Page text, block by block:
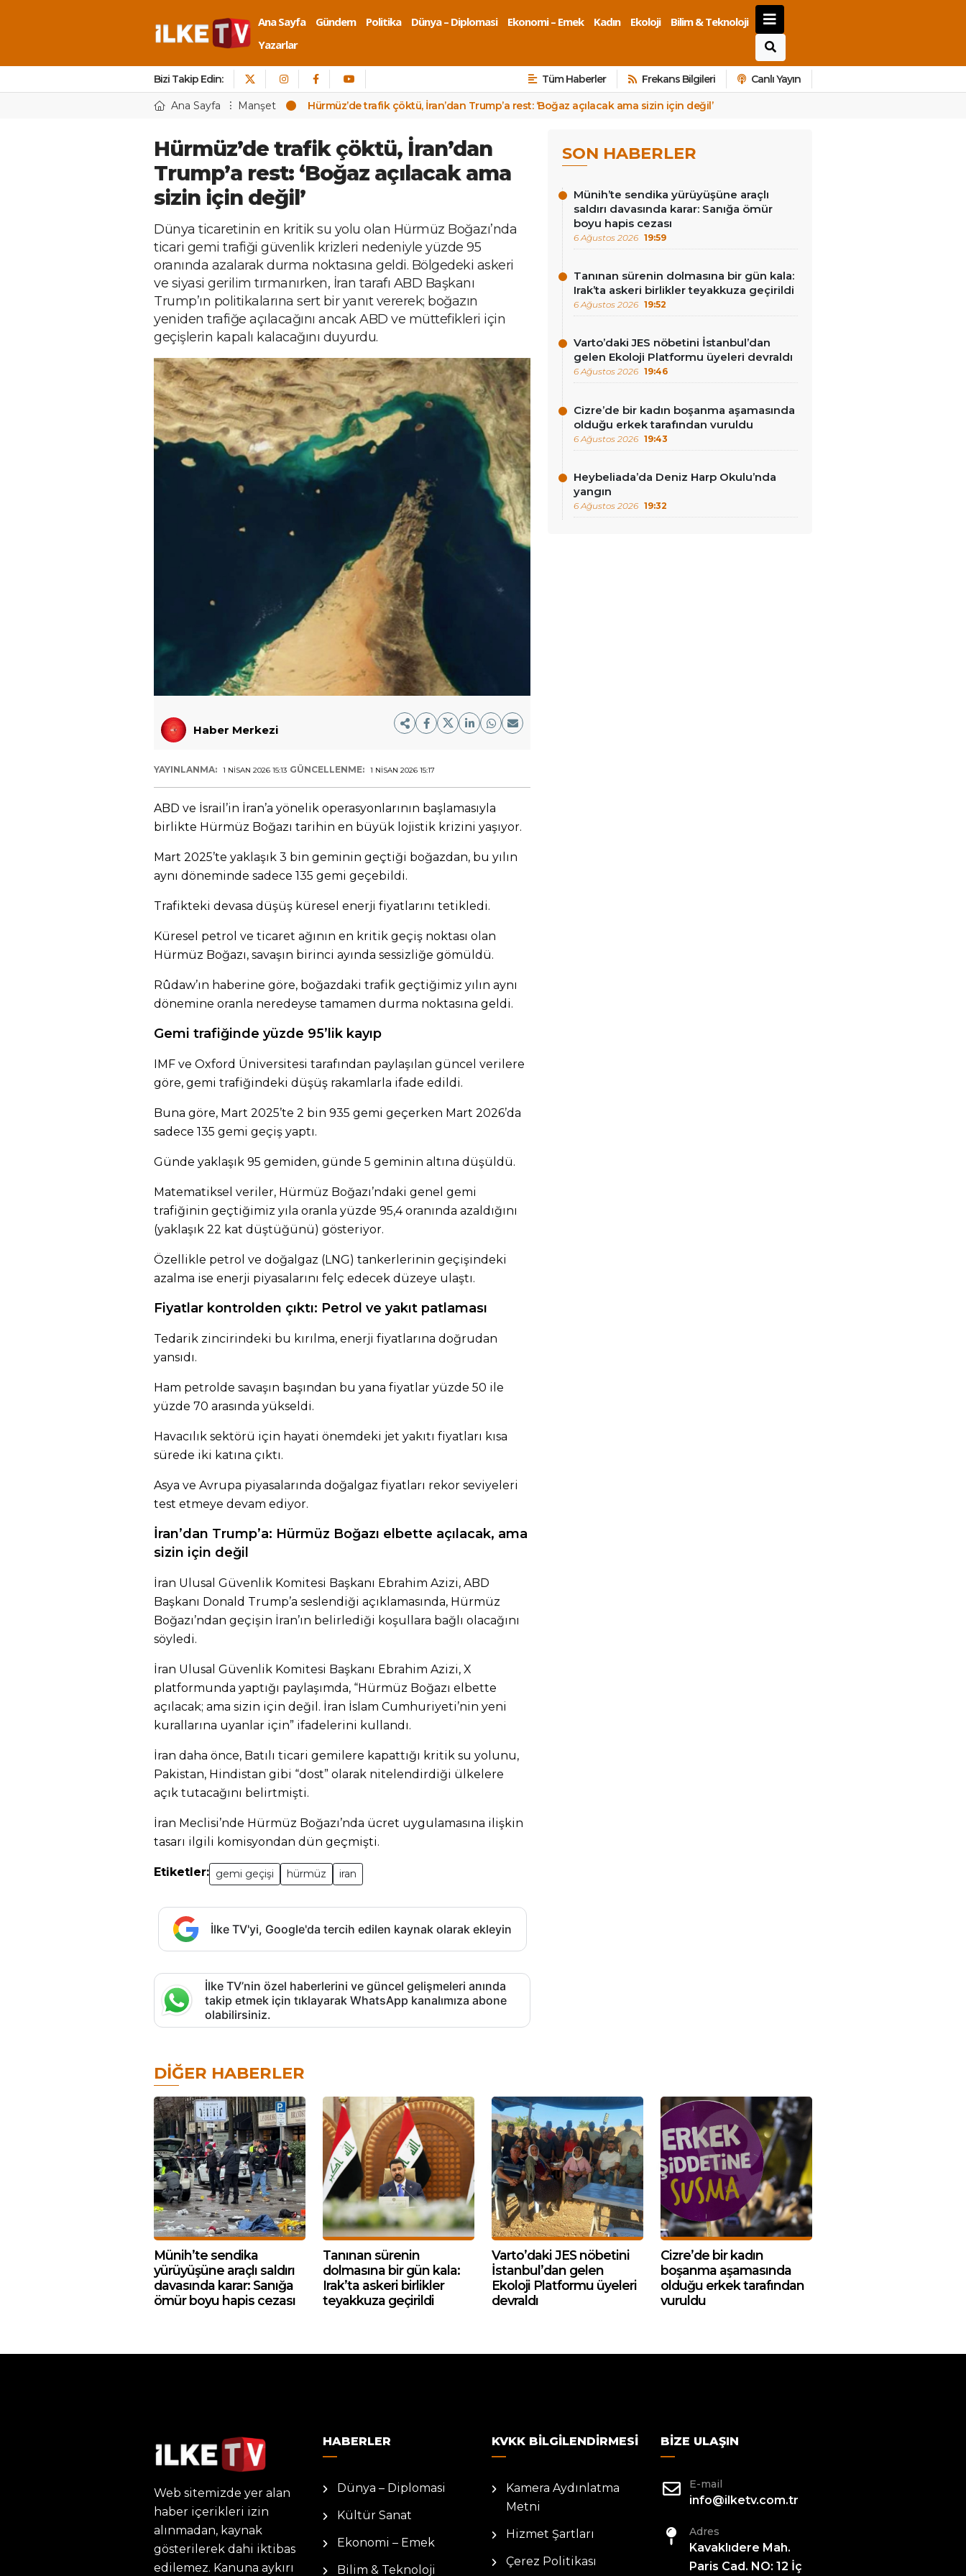
Ana Sayfa Gündem Politika Dünya – Diplomasi Ekonomi – Emek Kadın Ekoloji
Bilim & Teknoloji
Yazarlar
Bizi Takip Edin: Tüm Haberler Frekans Bilgileri Canlı Yayın
Ana Sayfa Manşet Hürmüz’de trafik çöktü, İran’dan Trump’a rest: ‘Boğaz açılacak ama sizin için değil’
Hürmüz’de trafik çöktü, İran’dan
Trump’a rest: ‘Boğaz açılacak ama
sizin için değil’
Dünya ticaretinin en kritik su yolu olan Hürmüz Boğazı’nda
ticari gemi trafiği güvenlik krizleri nedeniyle yüzde 95
oranında azalarak durma noktasına geldi. Bölgedeki askeri
ve siyasi gerilim tırmanırken, İran tarafı ABD Başkanı
Trump’ın politikalarına sert bir yanıt vererek; boğazın
yeniden trafiğe açılacağını ancak ABD ve müttefikleri için
geçişlerin kapalı kalacağını duyurdu.
Haber Merkezi
YAYINLANMA: 1 NISAN 2026 15:13 GÜNCELLENME: 1 NISAN 2026 15:17
ABD ve İsrail’in İran’a yönelik operasyonlarının başlamasıyla
birlikte Hürmüz Boğazı tarihin en büyük lojistik krizini yaşıyor.
Mart 2025’te yaklaşık 3 bin geminin geçtiği boğazdan, bu yılın
aynı döneminde sadece 135 gemi geçebildi.
Trafikteki devasa düşüş küresel enerji fiyatlarını tetikledi.
Küresel petrol ve ticaret ağının en kritik geçiş noktası olan
Hürmüz Boğazı, savaşın birinci ayında sessizliğe gömüldü.
Rûdaw’ın haberine göre, boğazdaki trafik geçtiğimiz yılın aynı
dönemine oranla neredeyse tamamen durma noktasına geldi.
Gemi trafiğinde yüzde 95’lik kayıp
IMF ve Oxford Üniversitesi tarafından paylaşılan güncel verilere
göre, gemi trafiğindeki düşüş rakamlarla ifade edildi.
Buna göre, Mart 2025’te 2 bin 935 gemi geçerken Mart 2026’da
sadece 135 gemi geçiş yaptı.
Günde yaklaşık 95 gemiden, günde 5 geminin altına düşüldü.
Matematiksel veriler, Hürmüz Boğazı’ndaki genel gemi
trafiğinin geçtiğimiz yıla oranla yüzde 95,4 oranında azaldığını
(yaklaşık 22 kat düştüğünü) gösteriyor.
Özellikle petrol ve doğalgaz (LNG) tankerlerinin geçişindeki
azalma ise enerji piyasalarını felç edecek düzeye ulaştı.
Fiyatlar kontrolden çıktı: Petrol ve yakıt patlaması
Tedarik zincirindeki bu kırılma, enerji fiyatlarına doğrudan
yansıdı.
Ham petrolde savaşın başından bu yana fiyatlar yüzde 50 ile
yüzde 70 arasında yükseldi.
Havacılık sektörü için hayati önemdeki jet yakıtı fiyatları kısa
sürede iki katına çıktı.
Asya ve Avrupa piyasalarında doğalgaz fiyatları rekor seviyeleri
test etmeye devam ediyor.
İran’dan Trump’a: Hürmüz Boğazı elbette açılacak, ama
sizin için değil
İran Ulusal Güvenlik Komitesi Başkanı Ebrahim Azizi, ABD
Başkanı Donald Trump’a seslendiği açıklamasında, Hürmüz
Boğazı’ndan geçişin İran’ın belirlediği koşullara bağlı olacağını
söyledi.
İran Ulusal Güvenlik Komitesi Başkanı Ebrahim Azizi, X
platformunda yaptığı paylaşımda, “Hürmüz Boğazı elbette
açılacak; ama sizin için değil. İran İslam Cumhuriyeti’nin yeni
kurallarına uyanlar için” ifadelerini kullandı.
İran daha önce, Batılı ticari gemilere kapattığı kritik su yolunu,
Pakistan, Hindistan gibi “dost” olarak nitelendirdiği ülkelere
açık tutacağını belirtmişti.
İran Meclisi’nde Hürmüz Boğazı’nda ücret uygulamasına ilişkin
tasarı ilgili komisyondan dün geçmişti.
Etiketler: gemi geçişi hürmüz iran
İlke TV'yi, Google'da tercih edilen kaynak olarak ekleyin
İlke TV’nin özel haberlerini ve güncel gelişmeleri anında
takip etmek için tıklayarak WhatsApp kanalımıza abone
olabilirsiniz.
SON HABERLER
Münih’te sendika yürüyüşüne araçlı
saldırı davasında karar: Sanığa ömür
boyu hapis cezası
6 Ağustos 2026 19:59
Tanınan sürenin dolmasına bir gün kala:
Irak’ta askeri birlikler teyakkuza geçirildi
6 Ağustos 2026 19:52
Varto’daki JES nöbetini İstanbul’dan
gelen Ekoloji Platformu üyeleri devraldı
6 Ağustos 2026 19:46
Cizre’de bir kadın boşanma aşamasında
olduğu erkek tarafından vuruldu
6 Ağustos 2026 19:43
Heybeliada’da Deniz Harp Okulu’nda
yangın
6 Ağustos 2026 19:32
DIĞER HABERLER
Münih’te sendika
yürüyüşüne araçlı saldırı
davasında karar: Sanığa
ömür boyu hapis cezası
Tanınan sürenin
dolmasına bir gün kala:
Irak’ta askeri birlikler
teyakkuza geçirildi
Varto’daki JES nöbetini
İstanbul’dan gelen
Ekoloji Platformu üyeleri
devraldı
Cizre’de bir kadın
boşanma aşamasında
olduğu erkek tarafından
vuruldu
Web sitemizde yer alan
haber içerikleri izin
alınmadan, kaynak
gösterilerek dahi iktibas
edilemez. Kanuna aykırı
HABERLER
Dünya – Diplomasi
Kültür Sanat
Ekonomi – Emek
Bilim & Teknoloji
KVKK BILGILENDIRMESI
Kamera Aydınlatma
Metni
Hizmet Şartları
Çerez Politikası
BIZE ULAŞIN
E-mail
info@ilketv.com.tr
Adres
Kavaklıdere Mah.
Paris Cad. NO: 12 İç